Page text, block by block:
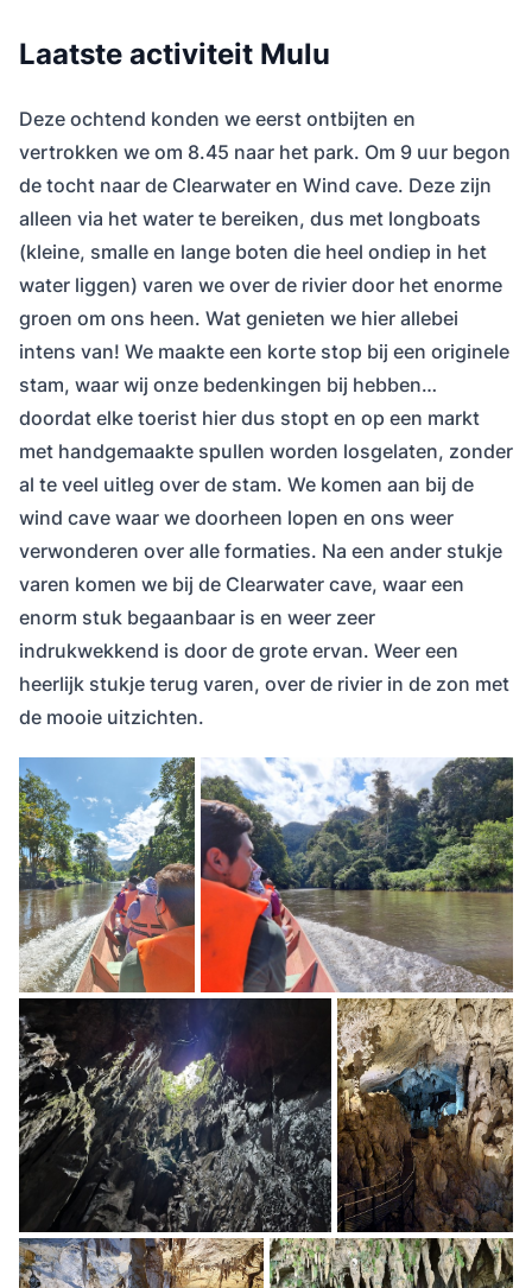
Laatste activiteit Mulu
Deze ochtend konden we eerst ontbijten en
vertrokken we om 8.45 naar het park. Om 9 uur begon
de tocht naar de Clearwater en Wind cave. Deze zijn
alleen via het water te bereiken, dus met longboats
(kleine, smalle en lange boten die heel ondiep in het
water liggen) varen we over de rivier door het enorme
groen om ons heen. Wat genieten we hier allebei
intens van! We maakte een korte stop bij een originele
stam, waar wij onze bedenkingen bij hebben…
doordat elke toerist hier dus stopt en op een markt
met handgemaakte spullen worden losgelaten, zonder
al te veel uitleg over de stam. We komen aan bij de
wind cave waar we doorheen lopen en ons weer
verwonderen over alle formaties. Na een ander stukje
varen komen we bij de Clearwater cave, waar een
enorm stuk begaanbaar is en weer zeer
indrukwekkend is door de grote ervan. Weer een
heerlijk stukje terug varen, over de rivier in de zon met
de mooie uitzichten.